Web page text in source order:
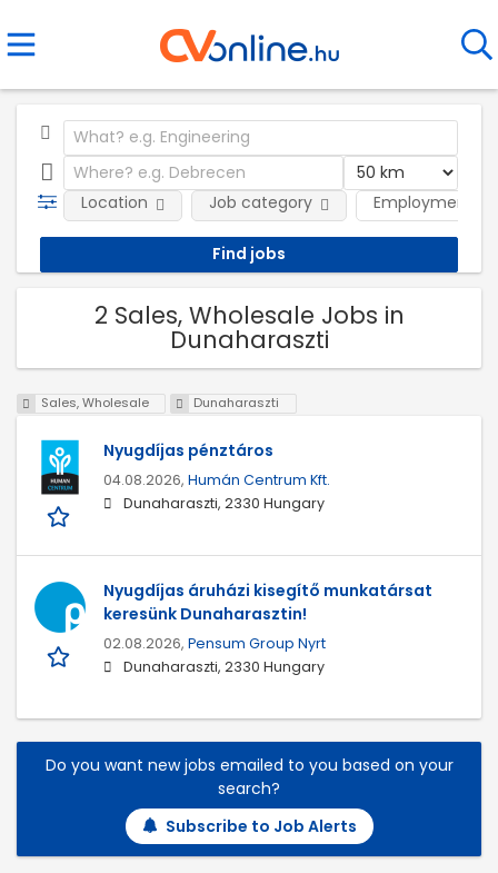
Employment
Location Job category
2 Sales, Wholesale Jobs in
Dunaharaszti
Sales, Wholesale Dunaharaszti
Nyugdíjas pénztáros
04.08.2026, Humán Centrum Kft.
Dunaharaszti, 2330 Hungary
Nyugdíjas áruházi kisegítő munkatársat
keresünk Dunaharasztin!
02.08.2026, Pensum Group Nyrt
Dunaharaszti, 2330 Hungary
Do you want new jobs emailed to you based on your
search?
Subscribe to Job Alerts